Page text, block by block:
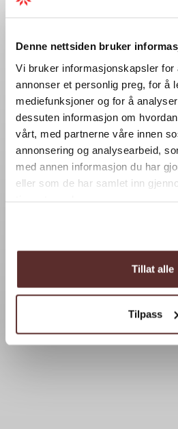
Denne nettsiden bruker
Vi bruker informasjonskapsler for
annonser et personlig preg, for å
mediefunksjoner og for å
dessuten informasjon om
vårt, med partnerne våre innen
annonsering og analysearbeid,
med annen informasjon du har
eller som de har samlet inn
Tillat alle
Tilpass